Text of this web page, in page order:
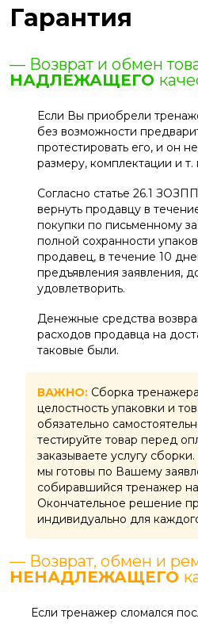
Гарантия
— Возврат и обмен
НАДЛЕЖАЩЕГО
Если Вы приобрели
без возможности
протестировать его, и он
размеру, комплектации и т.
Согласно статье 26.1
вернуть продавцу в
покупки по письменному
полной сохранности
продавец, в течение 10
предъявления заявления,
удовлетворить.
Денежные средства
расходов продавца на
таковые были.
ВАЖНО: Сборка
целостность упаковки и
обязательно
тестируйте товар перед
заказываете услугу
мы готовы по Вашему
собиравшийся тренажер
Окончательное решение
индивидуально для
— Возврат, обмен и
НЕНАДЛЕЖАЩЕГО
Если тренажер сломался